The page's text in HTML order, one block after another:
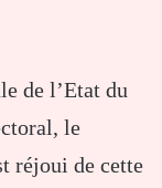
de l’Etat du
le
réjoui de cette